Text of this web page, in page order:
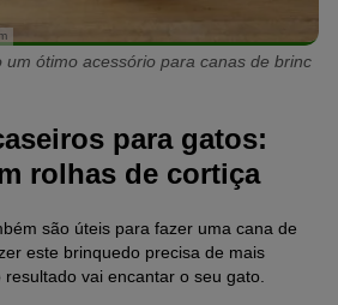
um ótimo acessório para canas de brinc
para gatos:
rolhas de cortiça
são úteis para fazer uma cana de
este brinquedo precisa de mais
vai encantar o seu gato.